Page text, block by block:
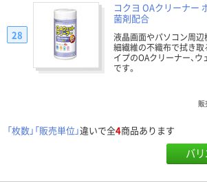
コクヨ OAクリーナー
菌剤配合
液晶画面やパソコン周
細繊維の不織布で拭き
イプのOAクリーナー、
です。
28
販
「枚数」「販売単位」違いで全4商品あります
バ